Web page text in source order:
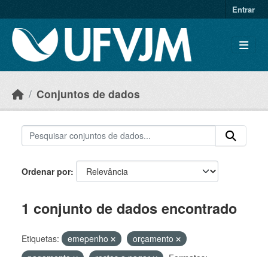
Entrar
Conjuntos de dados
Ordenar por
1 conjunto de dados encontrado
Etiquetas: emepenho
orçamento